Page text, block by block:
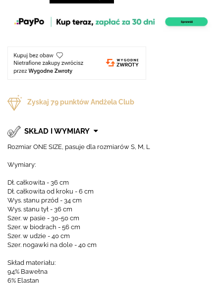
Zyskaj 79 punktów Andżela Club
SKŁAD I WYMIARY
Rozmiar ONE SIZE, pasuje dla rozmiarów S, M, L
Wymiary:
Dł. całkowita - 36 cm
Dł. całkowita od kroku - 6 cm
Wys. stanu przód - 34 cm
Wys. stanu tył - 36 cm
Szer. w pasie - 30-50 cm
Szer. w biodrach - 56 cm
Szer. w udzie - 40 cm
Szer. nogawki na dole - 40 cm
Skład materiału:
94% Bawełna
6% Elastan